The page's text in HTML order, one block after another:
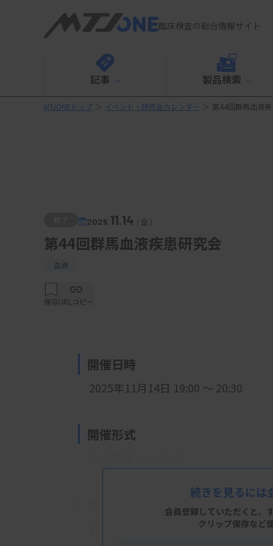
臨床検査の総合情報サイト
記事 製品検索
MTJONEトップ ＞ イベント・研修会カレンダー ＞ 第44回群馬血液
2025. 11.14（金）
第44回群馬血液疾患研究会
血液
保存URLコピー
開催日時
2025年11月14日 19:00 ～ 20:30
開催形式
続きを見るには
会員登録していただくと、
クリップ保存など